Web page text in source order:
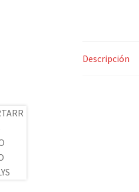
Descripción